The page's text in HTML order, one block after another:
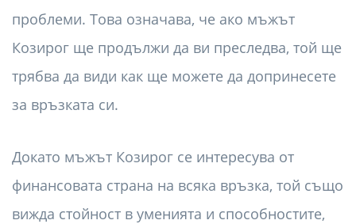
проблеми. Това означава, че ако мъжът
Козирог ще продължи да ви преследва, той ще
трябва да види как ще можете да допринесете
за връзката си.
Докато мъжът Козирог се интересува от
финансовата страна на всяка връзка, той също
вижда стойност в уменията и способностите,